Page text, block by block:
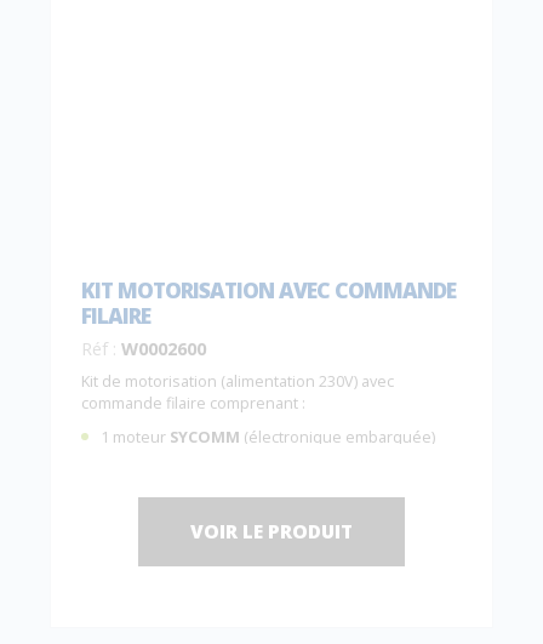
KIT MOTORISATION AVEC COMMANDE
FILAIRE
Réf : W0002600
Kit de motorisation (alimentation 230V) avec
commande filaire comprenant :
1 moteur SYCOMM (électronique embarquée)
VOIR LE PRODUIT